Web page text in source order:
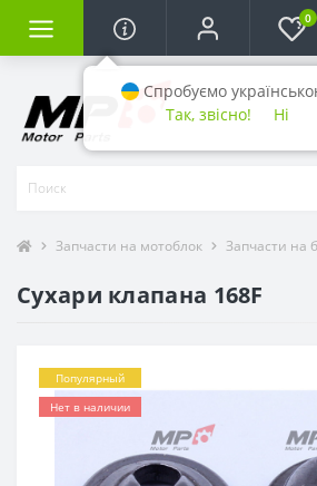
0
Запчасти на мотоблок Запчасти на
Сухари клапана 168F
Популярный
Нет в наличии
Спробуємо
Так, звісно!
Ні